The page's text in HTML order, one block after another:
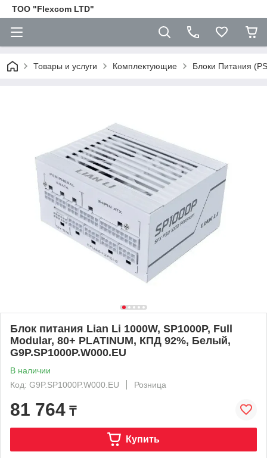
ТОО "Flexcom LTD"
Товары и услуги Комплектующие Блоки Питания
Блок питания Lian Li 1000W, SP1000P, Full
Modular, 80+ PLATINUM, КПД 92%, Белый,
G9P.SP1000P.W000.EU
В наличии
Код: G9P.SP1000P.W000.EU
Розница
81 764 ₸
Купить